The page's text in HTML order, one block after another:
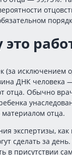
(за исключением
ДНК человека
отца. Обычно
материалом отца.
экспертизы,
сделать за
в присутствии